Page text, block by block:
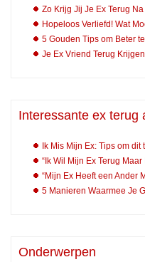
Zo Krijg Jij Je Ex Terug
Hopeloos Verliefd! Wat
5 Gouden Tips om Beter
Je Ex Vriend Terug
Interessante ex terug
Ik Mis Mijn Ex: Tips om dit
“Ik Wil Mijn Ex Terug
“Mijn Ex Heeft een Ander
5 Manieren Waarmee Je
Onderwerpen